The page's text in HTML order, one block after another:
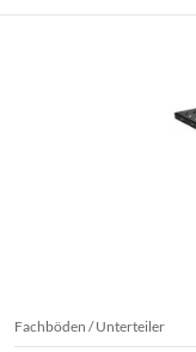
Fachböden / Unterteiler